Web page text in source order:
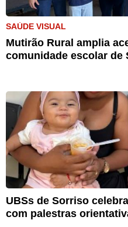
SAÚDE VISUAL
Mutirão Rural amplia
comunidade escolar de
UBSs de Sorriso
com palestras